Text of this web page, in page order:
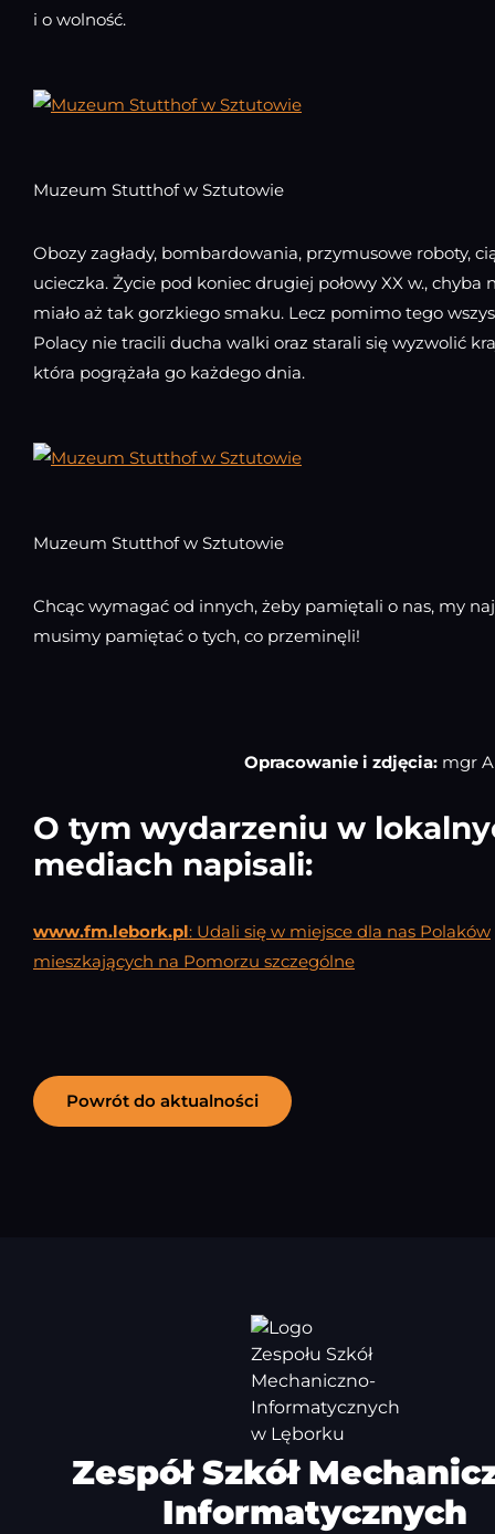
i o wolność.
Muzeum Stutthof w Sztutowie
Obozy zagłady, bombardowania, przymusowe roboty,
ucieczka. Życie pod koniec drugiej połowy XX w., chyba
miało aż tak gorzkiego smaku. Lecz pomimo tego
Polacy nie tracili ducha walki oraz starali się wyzwolić
która pogrążała go każdego dnia.
Muzeum Stutthof w Sztutowie
Chcąc wymagać od innych, żeby pamiętali o nas, my
musimy pamiętać o tych, co przeminęli!
Opracowanie i zdjęcia: mgr
O tym wydarzeniu w
mediach napisali:
www.fm.lebork.pl: Udali się w miejsce dla nas Polaków
mieszkających na Pomorzu szczególne
Powrót do aktualności
Zespół Szkół
Informatycznych